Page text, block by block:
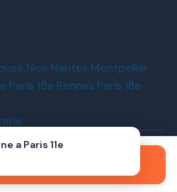
Nice Nantes Montpellier
Paris 15e Rennes Paris 18e
confidentialite
a Paris 11e